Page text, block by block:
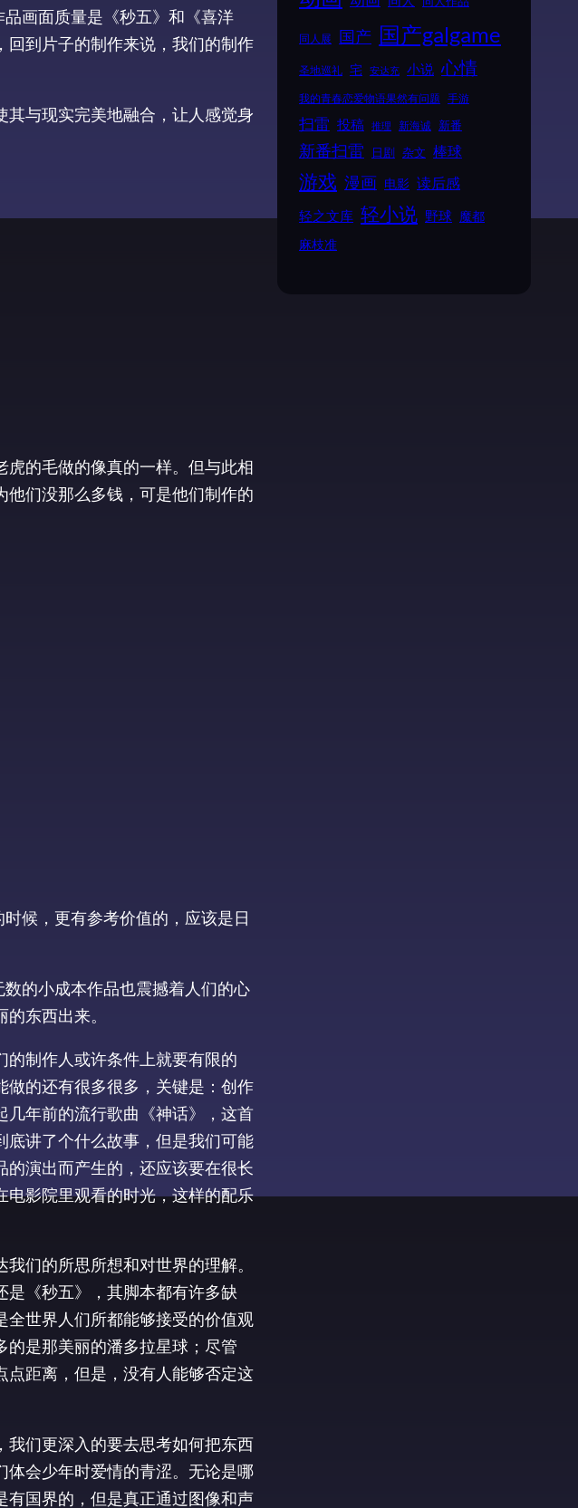
画面质量是《秒五》和《喜洋
到片子的制作来说，我们的制作
与现实完美地融合，让人感觉身
的毛做的像真的一样。但与此相
们没那么多钱，可是他们制作的
候，更有参考价值的，应该是日
的小成本作品也震撼着人们的心
东西出来。
制作人或许条件上就要有限的
做的还有很多很多，关键是：创作
几年前的流行歌曲《神话》，这首
底讲了个什么故事，但是我们可能
演出而产生的，还应该要在很长
影院里观看的时光，这样的配乐
们的所思所想和对世界的理解。
《秒五》，其脚本都有许多缺
全世界人们所都能够接受的价值观
是那美丽的潘多拉星球；尽管
点距离，但是，没有人能够否定这
我们更深入的要去思考如何把东西
会少年时爱情的青涩。无论是哪
国界的，但是真正通过图像和声
同人展 国产 国产galgame
圣地巡礼 宅 安达充 小说 心情
我的青春恋爱物语果然有问题 手游
扫雷 投稿 推理 新海诚 新番
新番扫雷 日剧 杂文 棒球
游戏 漫画 电影 读后感
轻之文库 轻小说 野球 魔都
麻枝准